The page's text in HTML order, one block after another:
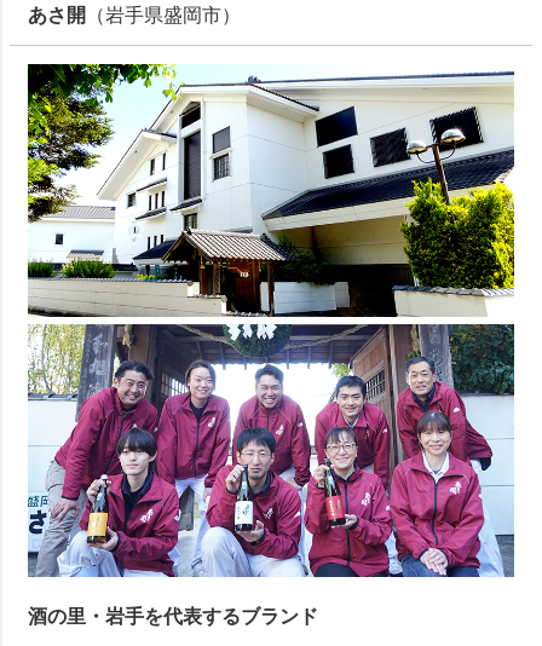
あさ開 （岩手県盛岡市）
酒の里・岩手を代表するブランド